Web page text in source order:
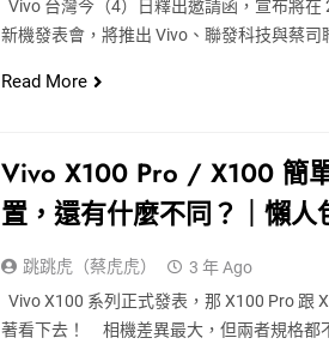
Vivo 台灣今（4）日釋出邀請函，宣布將在
新機發表會，將推出 Vivo、聯發科技與蔡司
Read More
Vivo X100 Pro / X100 簡
置，還有什麼不同？｜懶人
跳跳虎（蔡虎虎）
3 年 Ago
Vivo X100 系列正式發表，那 X100 Pro 跟
著看下去！ 相機差異最大，但兩者規格都